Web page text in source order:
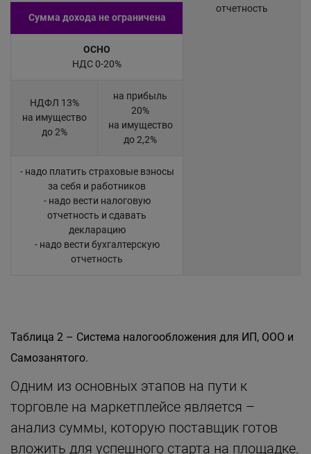
отчетность
Сумма дохода не ограничена
ОСНО
НДС 0-20%
НДФЛ 13%
на имущество
до 2%
на прибыль
20%
на имущество
до 2,2%
- надо платить страховые взносы
за себя и работников
- надо вести налоговую
отчетность и сдавать
декларацию
- надо вести бухгалтерскую
отчетность
Таблица 2 – Система налогообложения для ИП, ООО и
Самозанятого.
Одним из основных этапов на пути к
торговле на маркетплейсе является –
анализ суммы, которую поставщик готов
вложить для успешного старта на площадке.